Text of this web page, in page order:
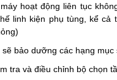
hoạt động liên tục
linh kiện phụ tùng, kể
bảo dưỡng các hạng mục
tra và điều chỉnh bộ chọn